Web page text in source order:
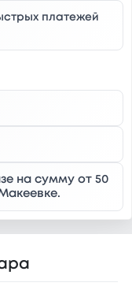
платежей
на сумму от 50